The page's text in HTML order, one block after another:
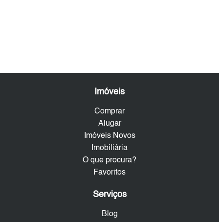
Imóveis
Comprar
Alugar
Imóveis Novos
Imobiliária
O que procura?
Favoritos
Serviços
Blog